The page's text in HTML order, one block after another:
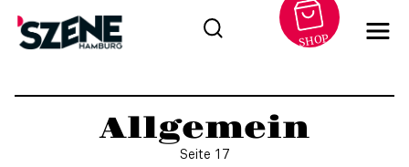
Inhalt
SHOP
Allgemein
Seite 17